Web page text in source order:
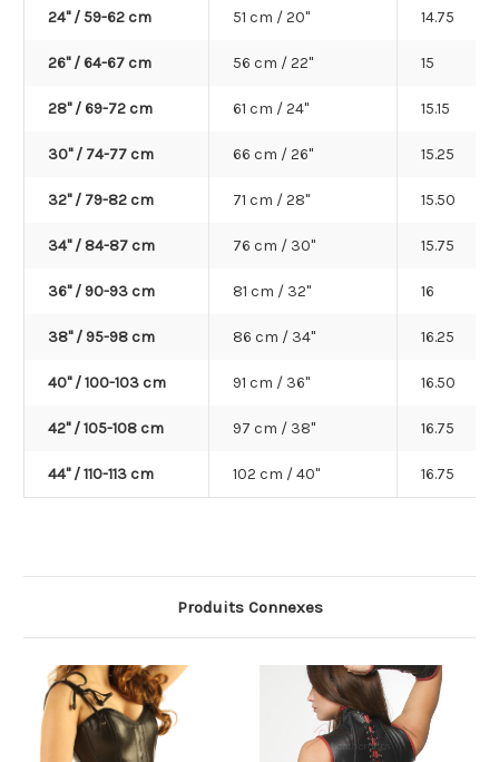
24'' / 59-62 cm 51 cm / 20" 14.75
26'' / 64-67 cm 56 cm / 22" 15
28'' / 69-72 cm 61 cm / 24" 15.15
30'' / 74-77 cm 66 cm / 26" 15.25
32'' / 79-82 cm 71 cm / 28" 15.50
34'' / 84-87 cm 76 cm / 30" 15.75
36'' / 90-93 cm 81 cm / 32" 16
38'' / 95-98 cm 86 cm / 34" 16.25
40'' / 100-103 cm 91 cm / 36" 16.50
42'' / 105-108 cm 97 cm / 38" 16.75
44'' / 110-113 cm 102 cm / 40" 16.75
Produits Connexes